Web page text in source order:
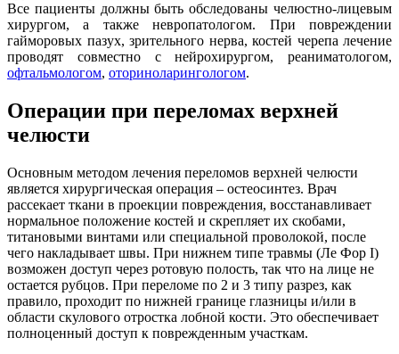
Все пациенты должны быть обследованы челюстно-лицевым
хирургом, а также невропатологом. При повреждении
гайморовых пазух, зрительного нерва, костей черепа лечение
проводят совместно с нейрохирургом, реаниматологом,
офтальмологом, оториноларингологом.
Операции при переломах верхней
челюсти
Основным методом лечения переломов верхней челюсти
является хирургическая операция – остеосинтез. Врач
рассекает ткани в проекции повреждения, восстанавливает
нормальное положение костей и скрепляет их скобами,
титановыми винтами или специальной проволокой, после
чего накладывает швы. При нижнем типе травмы (Ле Фор I)
возможен доступ через ротовую полость, так что на лице не
остается рубцов. При переломе по 2 и 3 типу разрез, как
правило, проходит по нижней границе глазницы и/или в
области скулового отростка лобной кости. Это обеспечивает
полноценный доступ к поврежденным участкам.